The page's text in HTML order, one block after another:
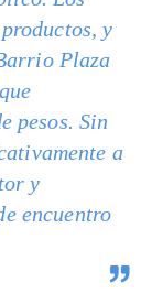
y
Plaza
pesos. Sin
a
y
encuentro